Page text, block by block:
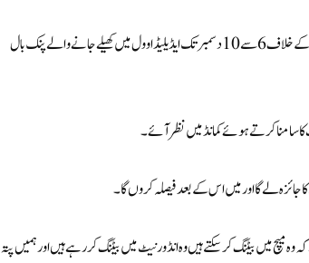
(اسپورٹس ڈیسک) تفصیلات کے مطابق ہندوستان کے اسٹار کرکٹر شبمن گل آسٹریلیا کے خلاف 6 سے 10 دسمبر تک ایڈیلیڈ اوول میں کھیلے جانے والے پنک بال
سامنا کرتے ہوئے کمانڈ میں نظر آئے۔
لے گا اور میں اس کے بعد فیصلہ کروں گا۔
میچ میں بیٹنگ کر سکتے ہیں وہ انڈور نیٹ میں بیٹنگ کر رہے ہیں اور ہمیں پتہ